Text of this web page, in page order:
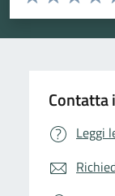
Valuta 3
Valuta 2
Valuta 1 stelle
Contatta
Leggi